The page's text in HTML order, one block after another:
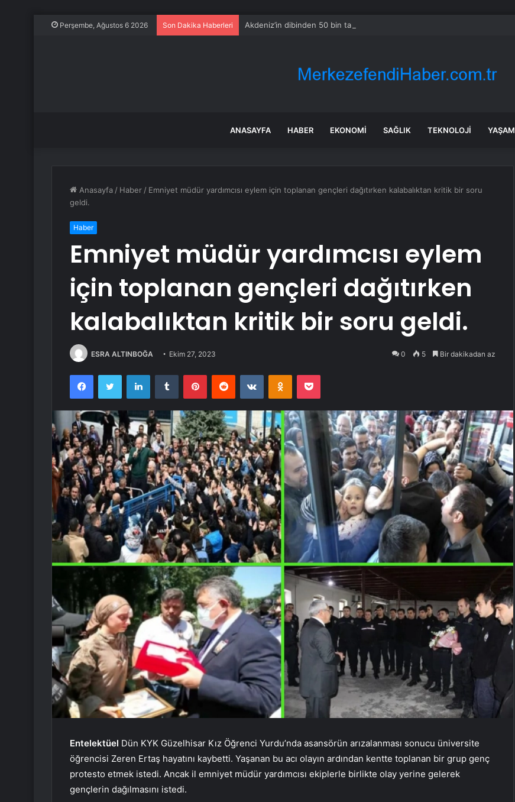
Perşembe, Ağustos 6 2026 Son Dakika Haberleri Akdeniz’in dibinden 50 bin tanesi çıkarıldı
ANASAYFA HABER EKONOMI SAĞLIK TEKNOLOJI YAŞAM
Anasayfa / Haber / Emniyet müdür yardımcısı eylem için toplanan gençleri dağıtırken kalabalıktan kritik bir soru
geldi.
Haber
Emniyet müdür yardımcısı eylem
için toplanan gençleri dağıtırken
kalabalıktan kritik bir soru geldi.
ESRA ALTINBOĞA Ekim 27, 2023 0 5 Bir dakikadan az
FacebookTwitter LinkedInTumblr PinterestReddit VKontakteOdnoklassniki
Pocket
Entelektüel Dün KYK Güzelhisar Kız Öğrenci Yurdu’nda asansörün arızalanması sonucu üniversite
öğrencisi Zeren Ertaş hayatını kaybetti. Yaşanan bu acı olayın ardından kentte toplanan bir grup genç
protesto etmek istedi. Ancak il emniyet müdür yardımcısı ekiplerle birlikte olay yerine gelerek
gençlerin dağılmasını istedi.